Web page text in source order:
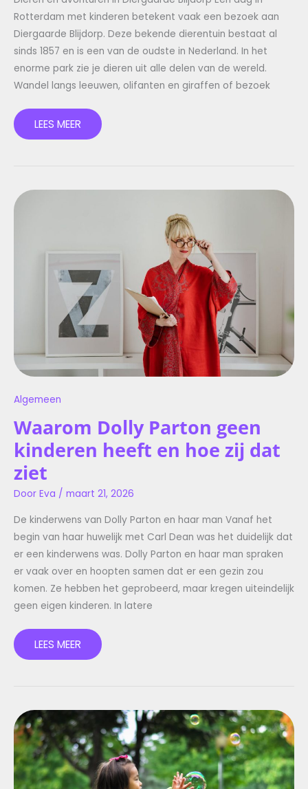
Rotterdam met kinderen betekent vaak een bezoek aan
Diergaarde Blijdorp. Deze bekende dierentuin bestaat al
sinds 1857 en is een van de oudste in Nederland. In het
enorme park zie je dieren uit alle delen van de wereld.
Wandel langs leeuwen, olifanten en giraffen of bezoek
LEES MEER
Algemeen
Waarom Dolly Parton geen
kinderen heeft en hoe zij dat
ziet
Door Eva / maart 21, 2026
De kinderwens van Dolly Parton en haar man Vanaf het
begin van haar huwelijk met Carl Dean was het duidelijk dat
er een kinderwens was. Dolly Parton en haar man spraken
er vaak over en hoopten samen dat er een gezin zou
komen. Ze hebben het geprobeerd, maar kregen uiteindelijk
geen eigen kinderen. In latere
WAAROM
LEES MEER
HET
GEZIN
VAN
SIGRID
KAAG:
HAAR
KINDEREN